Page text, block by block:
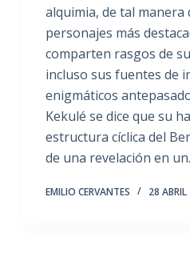
alquimia, de tal manera
personajes más
comparten rasgos de
incluso sus fuentes de
enigmáticos
Kekulé se dice que su
estructura cíclica del
de una revelación en
EMILIO CERVANTES 28